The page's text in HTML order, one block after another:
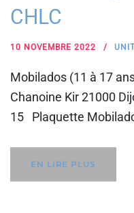
CHLC
10 NOVEMBRE 2022
Mobilados (11 à 17
Chanoine Kir 21000
15 Plaquette
EN LIRE PLUS